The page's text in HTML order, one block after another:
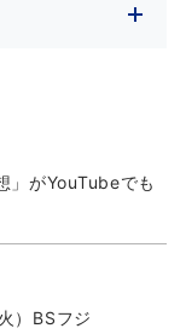
」がYouTubeでも
）BSフジ